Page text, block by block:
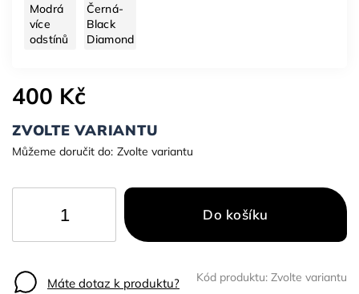
400 Kč
ZVOLTE VARIANTU
Můžeme doručit do: Zvolte variantu
Modrá
více
odstínů
Černá-
Black
Diamond
Do košíku
Máte dotaz k produktu? Kód produktu: Zvolte variantu